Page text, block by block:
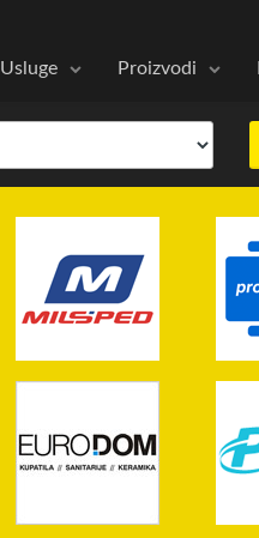
Usluge Proizvodi